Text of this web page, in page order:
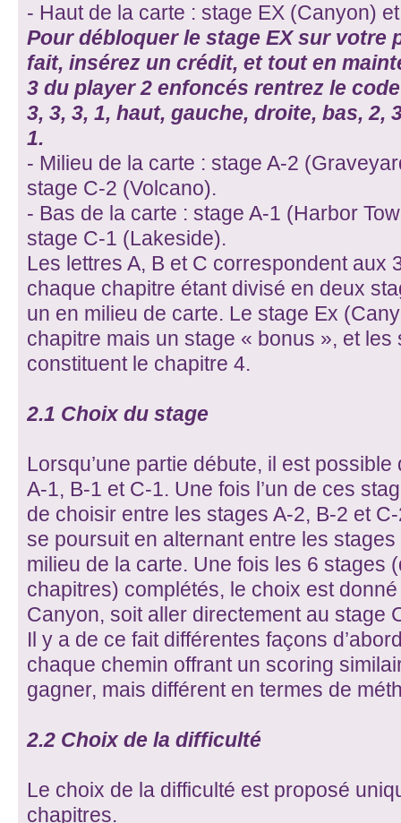
- Haut de la carte : stage EX (Canyon)
Pour débloquer le stage EX sur votre
fait, insérez un crédit, et tout en
3 du player 2 enfoncés rentrez le
3, 3, 3, 1, haut, gauche, droite, bas, 2,
1.
- Milieu de la carte : stage A-2
stage C-2 (Volcano).
- Bas de la carte : stage A-1 (Harbor
stage C-1 (Lakeside).
Les lettres A, B et C correspondent aux
chaque chapitre étant divisé en deux
un en milieu de carte. Le stage Ex
chapitre mais un stage « bonus », et
constituent le chapitre 4.
2.1 Choix du stage
Lorsqu’une partie débute, il est
A-1, B-1 et C-1. Une fois l’un de ces
de choisir entre les stages A-2, B-2 et
se poursuit en alternant entre les
milieu de la carte. Une fois les 6 stages
chapitres) complétés, le choix est
Canyon, soit aller directement au stage
Il y a de ce fait différentes façons
chaque chemin offrant un scoring
gagner, mais différent en termes de
2.2 Choix de la difficulté
Le choix de la difficulté est proposé
chapitres.